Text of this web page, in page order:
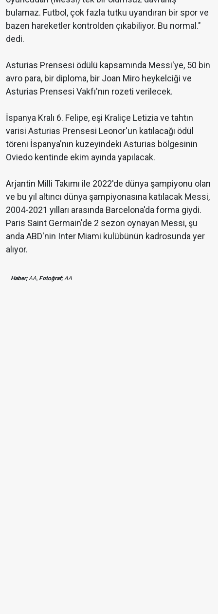
bulamaz. Futbol, çok fazla tutku uyandıran bir spor ve
bazen hareketler kontrolden çıkabiliyor. Bu normal."
dedi.
Asturias Prensesi ödülü kapsamında Messi'ye, 50 bin
avro para, bir diploma, bir Joan Miro heykelciği ve
Asturias Prensesi Vakfı'nın rozeti verilecek.
İspanya Kralı 6. Felipe, eşi Kraliçe Letizia ve tahtın
varisi Asturias Prensesi Leonor'un katılacağı ödül
töreni İspanya'nın kuzeyindeki Asturias bölgesinin
Oviedo kentinde ekim ayında yapılacak.
Arjantin Milli Takımı ile 2022'de dünya şampiyonu olan
ve bu yıl altıncı dünya şampiyonasına katılacak Messi,
2004-2021 yılları arasında Barcelona'da forma giydi.
Paris Saint Germain'de 2 sezon oynayan Messi, şu
anda ABD'nin Inter Miami kulübünün kadrosunda yer
alıyor.
Haber;AA, Fotoğraf;AA